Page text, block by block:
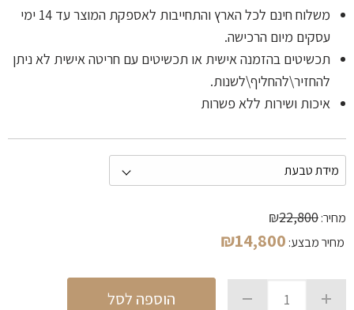
משלוח חינם לכל הארץ והתחייבות לאספקת המוצר עד 14 ימי
עסקים מיום הרכישה.
תכשיטים בהזמנה אישית או תכשיטים עם חריטה אישית לא ניתן
להחזיר\להחליף\לשנות.
איכות ושירות ללא פשרות
מחיר: ₪22,800
מחיר מבצע: ₪14,800
הוספה לסל